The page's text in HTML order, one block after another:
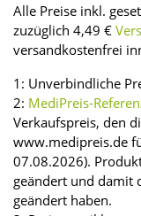
Alle Preise inkl.
zuzüglich 4,49 €
versandkostenfrei
1: Unverbindliche
2: MediPreis-
Verkaufspreis, den
www.medipreis.de
07.08.2026).
geändert und damit
geändert haben.